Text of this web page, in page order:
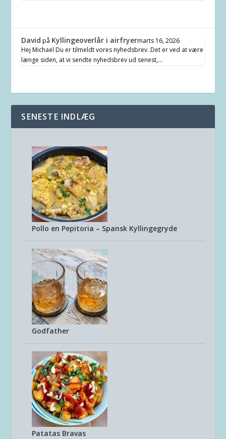
David på Kyllingeoverlår i airfryermarts 16, 2026
Hej Michael Du er tilmeldt vores nyhedsbrev. Det er ved at være
længe siden, at vi sendte nyhedsbrev ud senest,…
SENESTE INDLÆG
Pollo en Pepitoria – Spansk Kyllingegryde
Godfather
Patatas Bravas